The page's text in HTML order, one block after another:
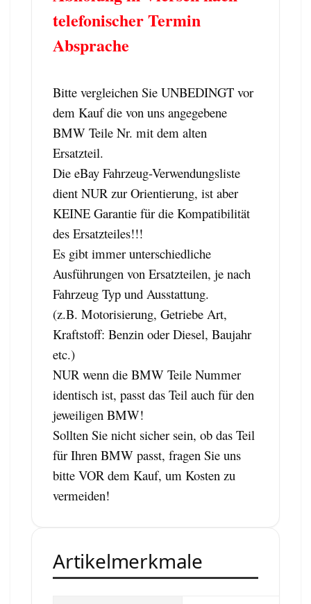
telefonischer Termin
Absprache
Bitte vergleichen Sie UNBEDINGT vor
dem Kauf die von uns angegebene
BMW Teile Nr. mit dem alten
Ersatzteil.
Die eBay Fahrzeug-Verwendungsliste
dient NUR zur Orientierung, ist aber
KEINE Garantie für die Kompatibilität
des Ersatzteiles!!!
Es gibt immer unterschiedliche
Ausführungen von Ersatzteilen, je nach
Fahrzeug Typ und Ausstattung.
(z.B. Motorisierung, Getriebe Art,
Kraftstoff: Benzin oder Diesel, Baujahr
etc.)
NUR wenn die BMW Teile Nummer
identisch ist, passt das Teil auch für den
jeweiligen BMW!
Sollten Sie nicht sicher sein, ob das Teil
für Ihren BMW passt, fragen Sie uns
bitte VOR dem Kauf, um Kosten zu
vermeiden!
Artikelmerkmale